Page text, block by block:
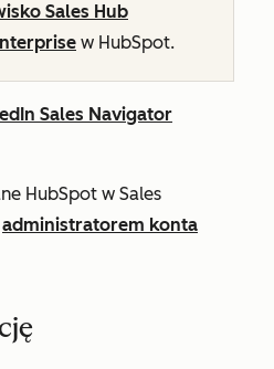
Sales Hub
w HubSpot.
Sales Navigator
HubSpot w Sales
administratorem konta